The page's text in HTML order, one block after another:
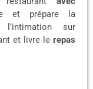
et prépare la
sur
et livre le repas